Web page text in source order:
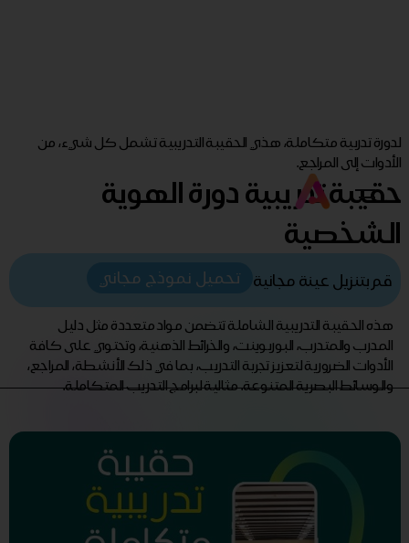
لدورة تدربية متكاملة، هذي الحقيبة التدريبية تشمل كل شيء، من
الأدوات إلى المراجع.
حقيبة تدريبية دورة الهوية
الشخصية
قم بتنزيل عينة مجانية تحميل نموذج مجاني
هذه الحقيبة التدريبية الشاملة تتضمن مواد متعددة مثل دليل
المدرب والمتدرب، البوربوينت، والخرائط الذهنية، وتحتوي على كافة
الأدوات الضرورية لتعزيز تجربة التدريب، بما في ذلك الأنشطة، المراجع،
والوسائط البصرية المتنوعة. مثالية لبرامج التدريب المتكاملة.